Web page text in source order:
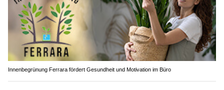
Innenbegrünung Ferrara fördert Gesundheit und Motivation im Büro